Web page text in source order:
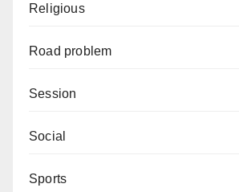
Religious
Road problem
Session
Social
Sports